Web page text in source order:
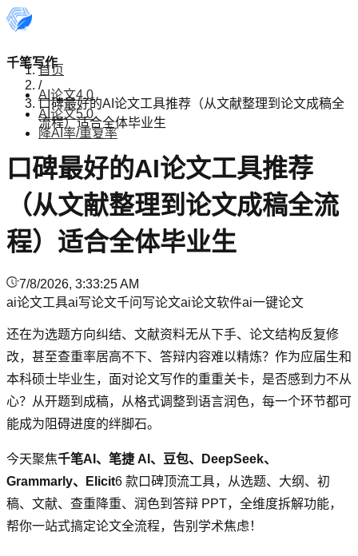
千笔写作
AI论文4.0
AI论文5.0
降AI率/重复率
首页
/
口碑最好的AI论文工具推荐（从文献整理到论文成稿全
流程）适合全体毕业生
口碑最好的AI论文工具推荐
（从文献整理到论文成稿全流
程）适合全体毕业生
7/8/2026, 3:33:25 AM
ai论文工具ai写论文千问写论文ai论文软件ai一键论文
还在为选题方向纠结、文献资料无从下手、论文结构反复修
改，甚至查重率居高不下、答辩内容难以精炼？作为应届生和
本科硕士毕业生，面对论文写作的重重关卡，是否感到力不从
心？从开题到成稿，从格式调整到语言润色，每一个环节都可
能成为阻碍进度的绊脚石。
今天聚焦千笔AI、笔捷 AI、豆包、DeepSeek、
Grammarly、Elicit6 款口碑顶流工具，从选题、大纲、初
稿、文献、查重降重、润色到答辩 PPT，全维度拆解功能，
帮你一站式搞定论文全流程，告别学术焦虑！